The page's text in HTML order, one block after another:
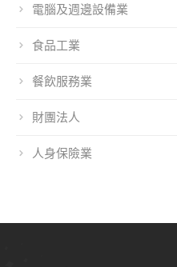
電腦及週邊設備業
食品工業
餐飲服務業
財團法人
人身保險業